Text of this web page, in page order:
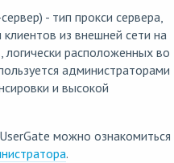
- тип прокси сервера,
из внешней сети на
логически расположенных во
администраторами
и высокой
можно ознакомиться
.